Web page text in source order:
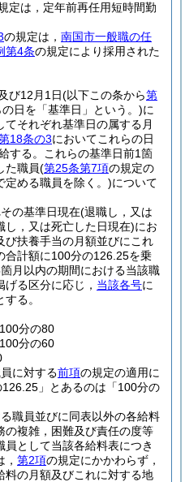
定は，定年前再任用短時間勤
の規定は， 南国市一般職の任
第4条の規定により採用された
び12月1日(以下この条から第
日を「基準日」という。)に
それぞれ基準日の属する月
18条の3においてこれらの日
する。
これらの基準日前1箇
た職員(第25条第7項の規定の
定める職員を除く。)について
の基準日現在(退職し，又は
し，又は死亡した日現在)にお
び扶養手当の月額並びにこれ
合計額に100分の126.25を乗
月以内の期間における当該職
げる区分に応じ， 当該各号に
る。
分の80
分の60
に対する前項の規定の適用に
」とあるのは「100分の
職員並びに同表以外の各給料
の複雑，困難及び責任の度等
として当該各給料表につき
第2項の規定にかかわらず，
料の月額及びこれに対する地